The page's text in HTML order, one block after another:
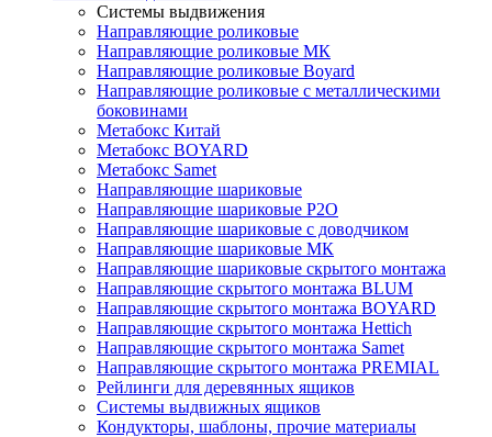
Системы выдвижения
Направляющие роликовые
Направляющие роликовые МК
Направляющие роликовые Boyard
Направляющие роликовые с металлическими
боковинами
Метабокс Китай
Метабокс BOYARD
Метабокс Samet
Направляющие шариковые
Направляющие шариковые P2O
Направляющие шариковые с доводчиком
Направляющие шариковые МК
Направляющие шариковые скрытого монтажа
Направляющие скрытого монтажа BLUM
Направляющие скрытого монтажа BOYARD
Направляющие скрытого монтажа Hettich
Направляющие скрытого монтажа Samet
Направляющие скрытого монтажа PREMIAL
Рейлинги для деревянных ящиков
Системы выдвижных ящиков
Кондукторы, шаблоны, прочие материалы